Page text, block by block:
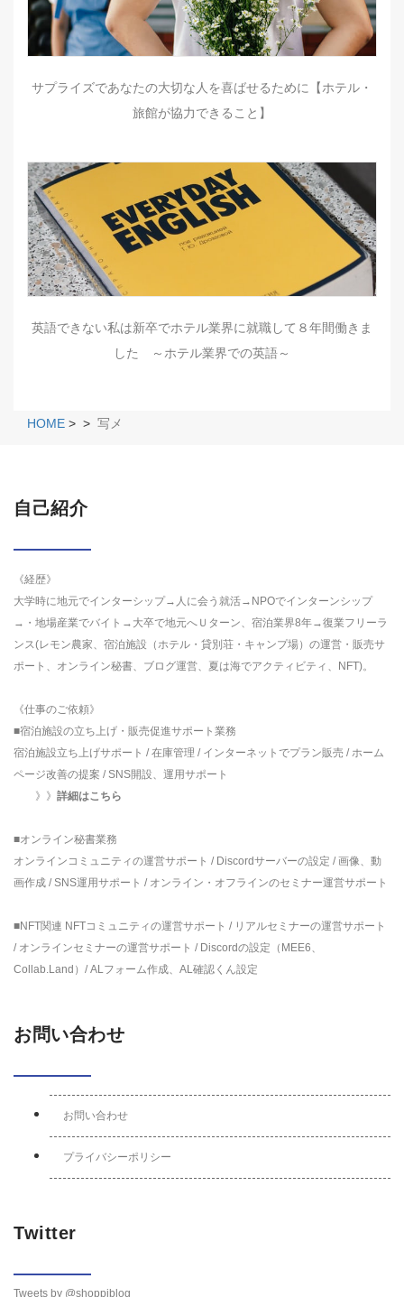
サプライズであなたの大切な人を喜ばせるために【ホテル・
旅館が協力できること】
英語できない私は新卒でホテル業界に就職して８年間働きま
した ～ホテル業界での英語～
HOME > > 写メ
自己紹介
《経歴》
大学時に地元でインターシップ→人に会う就活→NPOでインターンシップ
→・地場産業でバイト→大卒で地元へＵターン、宿泊業界8年→復業フリーラ
ンス(レモン農家、宿泊施設（ホテル・貸別荘・キャンプ場）の運営・販売サ
ポート、オンライン秘書、ブログ運営、夏は海でアクティビティ、NFT)。
《仕事のご依頼》
■宿泊施設の立ち上げ・販売促進サポート業務
宿泊施設立ち上げサポート / 在庫管理 / インターネットでプラン販売 / ホーム
ページ改善の提案 / SNS開設、運用サポート
》》 詳細はこちら
■オンライン秘書業務
オンラインコミュニティの運営サポート / Discordサーバーの設定 / 画像、動
画作成 / SNS運用サポート / オンライン・オフラインのセミナー運営サポート
■NFT関連 NFTコミュニティの運営サポート / リアルセミナーの運営サポート
/ オンラインセミナーの運営サポート / Discordの設定（MEE6、
Collab.Land）/ ALフォーム作成、AL確認くん設定
お問い合わせ
お問い合わせ
プライバシーポリシー
Twitter
Tweets by @shoppiblog